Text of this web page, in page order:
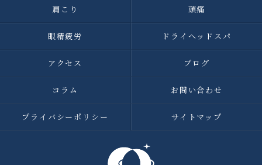
肩こり 頭痛
眼精疲労 ドライヘッドスパ
アクセス ブログ
コラム お問い合わせ
プライバシーポリシー サイトマップ